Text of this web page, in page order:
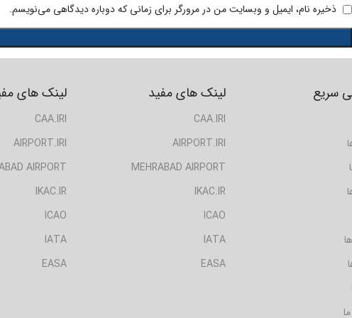
ذخیره نام، ایمیل و وبسایت من در مرورگر برای زمانی که دوباره دیدگاهی می‌نویسم.
لینک های
CAA.IRI
AIRPORT.IRI
AIRPORT
IKAC.IR
ICAO
IATA
EASA
لینک های مفید
CAA.IRI
AIRPORT.IRI
MEHRABAD AIRPORT
IKAC.IR
ICAO
IATA
EASA
سریع